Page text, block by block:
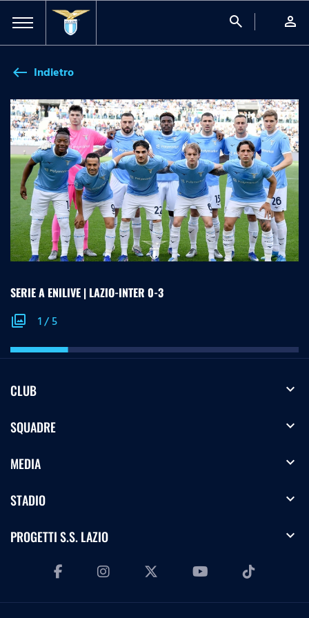
search person
west Indietro
SERIE A ENILIVE | LAZIO-INTER 0-3
photo_library 1/5
CLUB expand_more
SQUADRE expand_more
MEDIA expand_more
STADIO expand_more
PROGETTI S.S. LAZIO expand_more